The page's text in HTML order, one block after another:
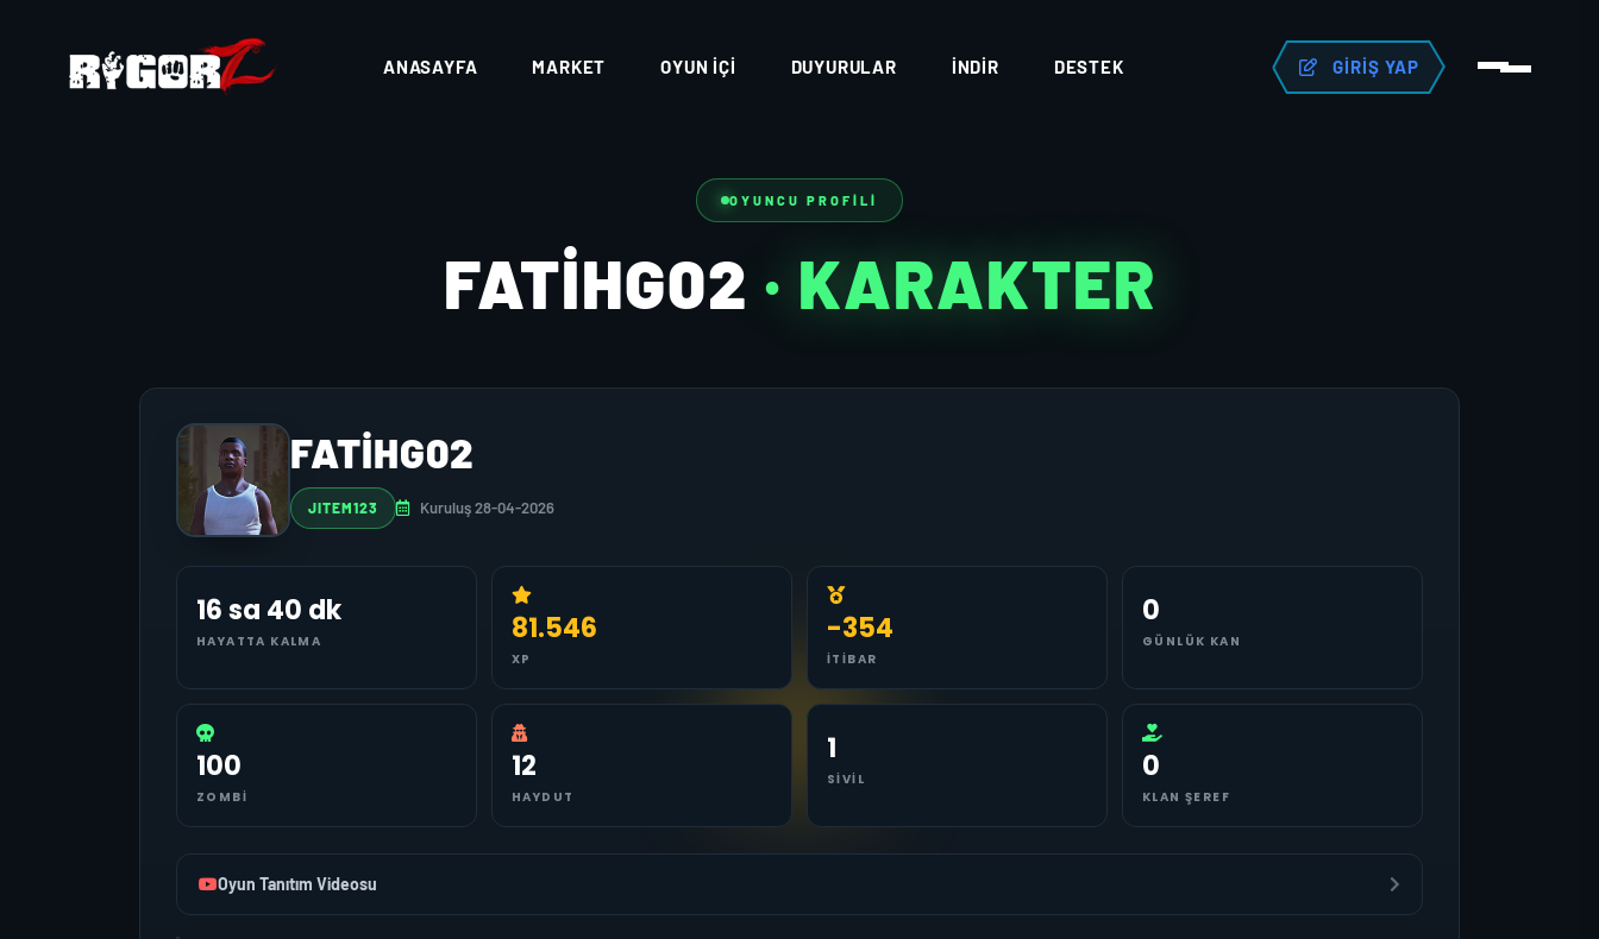
ANASAYFA MARKET OYUN İÇI DUYURULAR İNDIR DESTEK GIRIŞ YAP
OYUNCU PROFILI
FATIHG02 · KARAKTER
FATIHG02
JITEM123 Kuruluş 28-04-2026
16 sa 40 dk
HAYATTA KALMA 81.546
XP
-354
İTIBAR
0
GÜNLÜK KAN
100
ZOMBI
12
HAYDUT
1
SIVIL 0
KLAN ŞEREF
Oyun Tanıtım Videosu